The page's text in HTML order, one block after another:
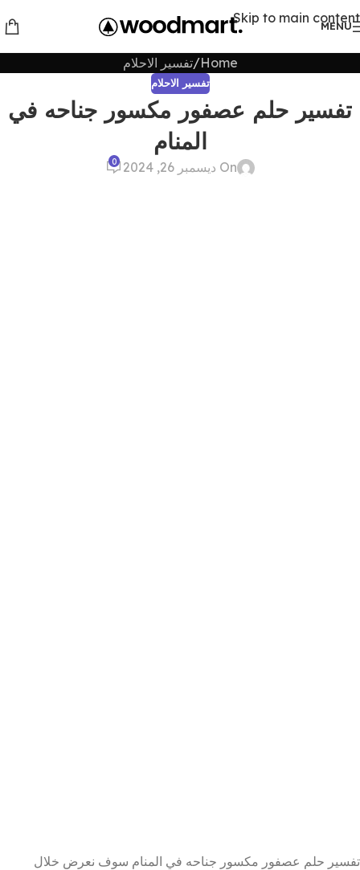
Skip to main content
MENU
Home تفسير الاحلام
تفسير الاحلام
تفسير حلم عصفور مكسور جناحه في
المنام
On ديسمبر 26, 2024 0
تفسير حلم عصفور مكسور جناحه في المنام سوف نعرض خلال